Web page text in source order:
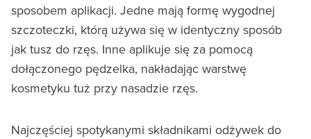
sposobem aplikacji. Jedne mają formę wygodnej
szczoteczki, którą używa się w identyczny sposób
jak tusz do rzęs. Inne aplikuje się za pomocą
dołączonego pędzelka, nakładając warstwę
kosmetyku tuż przy nasadzie rzęs.
Najczęściej spotykanymi składnikami odżywek do